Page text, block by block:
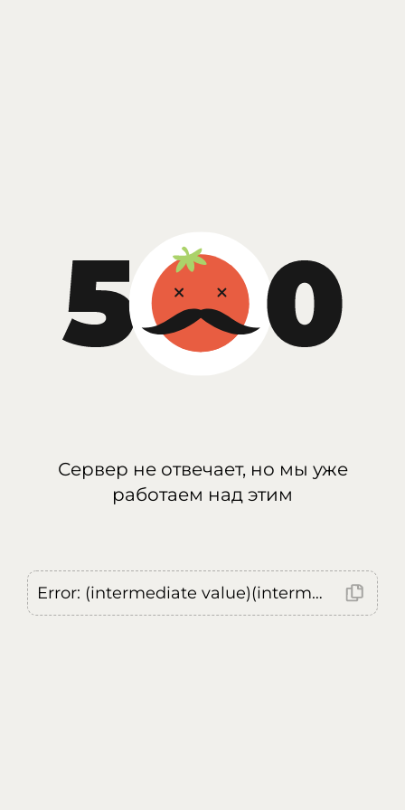
Сервер не отвечает, но мы уже
работаем над этим
Error: (intermediate value)(intermediate value)(intermediate value).replaceAll is not a function